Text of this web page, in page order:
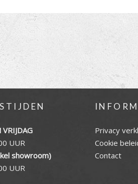
UUR
showroom)
UUR
Privacy
Cookie
Contact